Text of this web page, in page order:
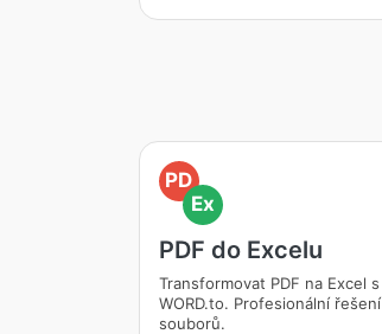
PD
Ex
PDF do Excelu
Transformovat PDF na Excel s
WORD.to. Profesionální řešení
souborů.